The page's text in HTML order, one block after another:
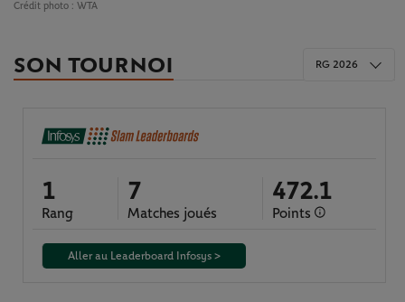
Crédit photo : WTA
SON TOURNOI
1
Rang
7
Matches joués
472.1
Points
Aller au Leaderboard Infosys >
RG 2026